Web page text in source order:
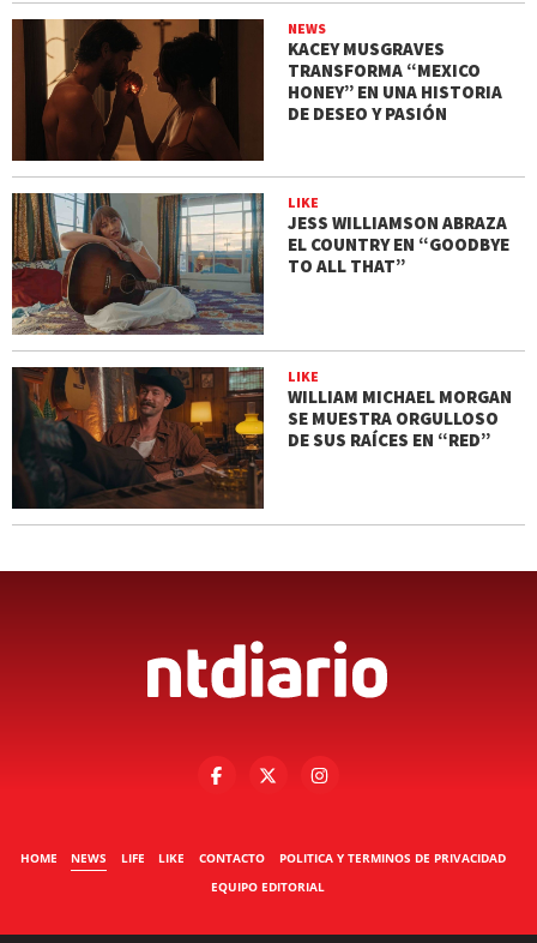
NEWS
KACEY MUSGRAVES
TRANSFORMA “MEXICO
HONEY” EN UNA HISTORIA
DE DESEO Y PASIÓN
LIKE
JESS WILLIAMSON ABRAZA
EL COUNTRY EN “GOODBYE
TO ALL THAT”
LIKE
WILLIAM MICHAEL MORGAN
SE MUESTRA ORGULLOSO
DE SUS RAÍCES EN “RED”
HOME NEWS LIFE LIKE CONTACTO
POLITICA Y TERMINOS DE PRIVACIDAD
EQUIPO EDITORIAL